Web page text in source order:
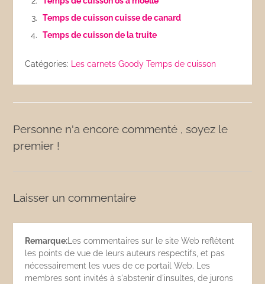
Temps de cuisson cuisse de canard
Temps de cuisson de la truite
Catégories: Les carnets Goody Temps de cuisson
Personne n'a encore commenté , soyez le
premier !
Laisser un commentaire
Remarque: Les commentaires sur le site Web reflètent
les points de vue de leurs auteurs respectifs, et pas
nécessairement les vues de ce portail Web. Les
membres sont invités à s'abstenir d'insultes, de jurons